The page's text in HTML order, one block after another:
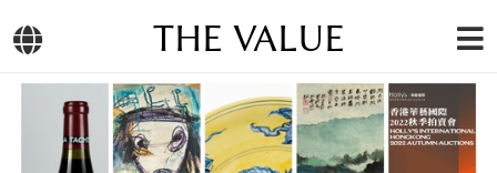
THE VALUE